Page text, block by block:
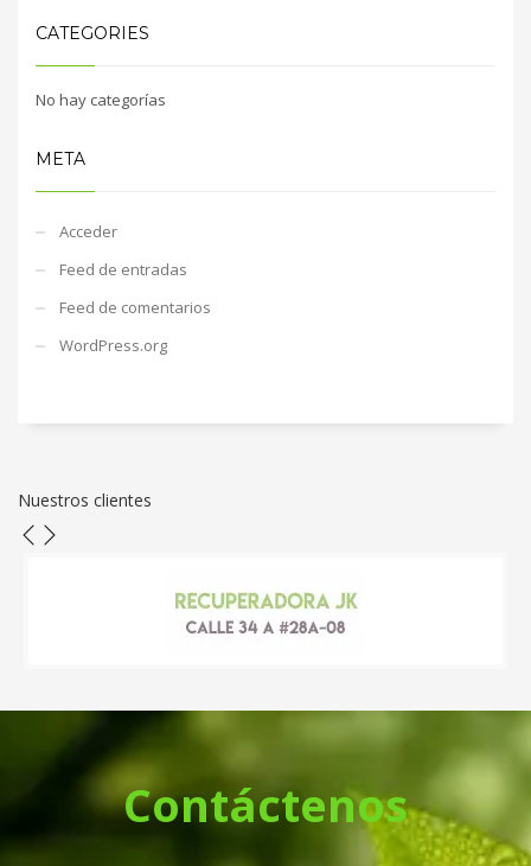
CATEGORIES
No hay categorías
META
Acceder
Feed de entradas
Feed de comentarios
WordPress.org
Nuestros clientes
Contáctenos